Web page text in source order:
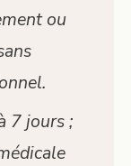
ou
7 jours ;